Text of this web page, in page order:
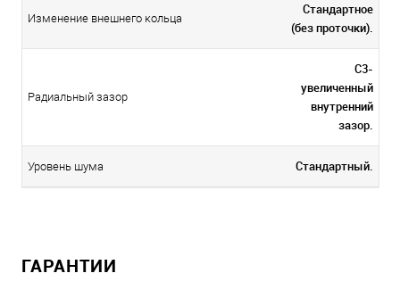
Изменение внешнего кольца
Стандартное
(без проточки).
Радиальный зазор
C3-
увеличенный
внутренний
зазор.
Уровень шума Стандартный.
ГАРАНТИИ